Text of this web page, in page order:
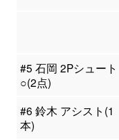
#5 石岡 2Pシュート
○(2点)
#6 鈴木 アシスト(1
本)